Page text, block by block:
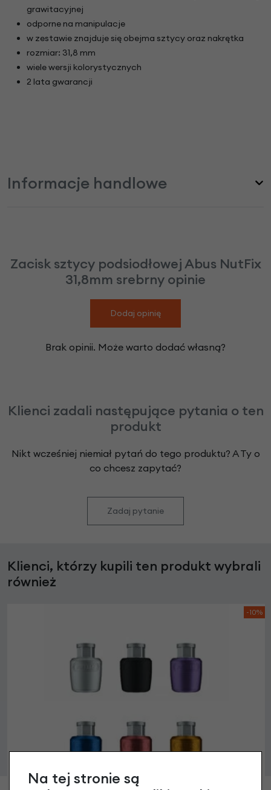
grawitacyjnej
odporne na manipulacje
w zestawie znajduje się obejma sztycy oraz nakrętka
rozmiar: 31,8 mm
wiele wersji kolorystycznych
2 lata gwarancji
Informacje handlowe
Zacisk sztycy podsiodłowej Abus NutFix
31,8mm srebrny opinie
Dodaj opinię
Brak opinii. Może warto dodać własną?
Klienci zadali następujące pytania o ten
produkt
Nikt wcześniej niemiał pytań do tego produktu? A Ty o
co chcesz zapytać?
Zadaj pytanie
Klienci, którzy kupili ten produkt wybrali
również
-10%
Na tej stronie są